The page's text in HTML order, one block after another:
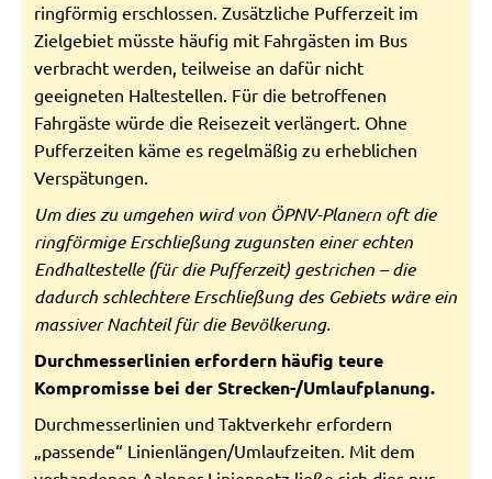
ringförmig erschlossen. Zusätzliche Pufferzeit im
Zielgebiet müsste häufig mit Fahrgästen im Bus
verbracht werden, teilweise an dafür nicht
geeigneten Haltestellen. Für die betroffenen
Fahrgäste würde die Reisezeit verlängert. Ohne
Pufferzeiten käme es regelmäßig zu erheblichen
Verspätungen.
Um dies zu umgehen wird von ÖPNV-Planern oft die
ringförmige Erschließung zugunsten einer echten
Endhaltestelle (für die Pufferzeit) gestrichen – die
dadurch schlechtere Erschließung des Gebiets wäre ein
massiver Nachteil für die Bevölkerung.
Durchmesserlinien erfordern häufig teure
Kompromisse bei der Strecken-/Umlaufplanung.
Durchmesserlinien und Taktverkehr erfordern
„passende“ Linienlängen/Umlaufzeiten. Mit dem